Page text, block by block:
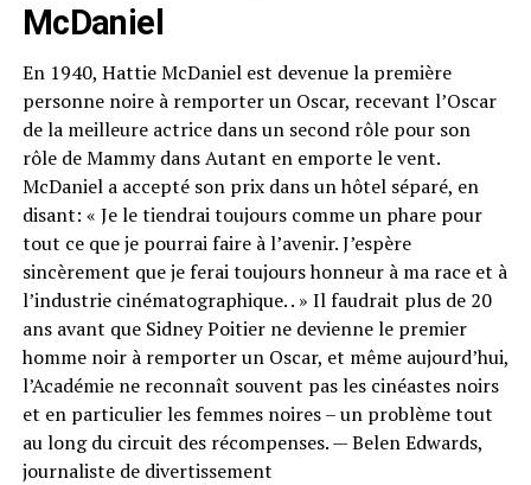
McDaniel
En 1940, Hattie McDaniel est devenue la première
personne noire à remporter un Oscar, recevant l’Oscar
de la meilleure actrice dans un second rôle pour son
rôle de Mammy dans Autant en emporte le vent.
McDaniel a accepté son prix dans un hôtel séparé, en
disant: « Je le tiendrai toujours comme un phare pour
tout ce que je pourrai faire à l’avenir. J’espère
sincèrement que je ferai toujours honneur à ma race et à
l’industrie cinématographique. . » Il faudrait plus de 20
ans avant que Sidney Poitier ne devienne le premier
homme noir à remporter un Oscar, et même aujourd’hui,
l’Académie ne reconnaît souvent pas les cinéastes noirs
et en particulier les femmes noires – un problème tout
au long du circuit des récompenses. — Belen Edwards,
journaliste de divertissement